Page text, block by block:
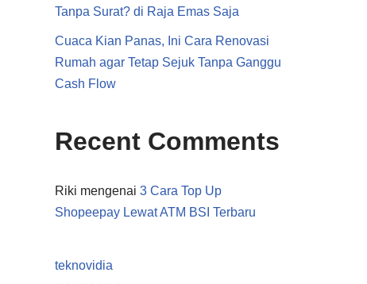
Tanpa Surat? di Raja Emas Saja
Cuaca Kian Panas, Ini Cara Renovasi
Rumah agar Tetap Sejuk Tanpa Ganggu
Cash Flow
Recent Comments
Riki mengenai 3 Cara Top Up
Shopeepay Lewat ATM BSI Terbaru
teknovidia